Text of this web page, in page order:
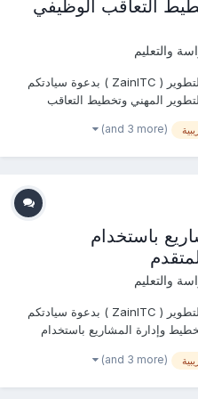
التعاقب الوظيفي
والتعليم
يتشرف مركز زيــن الدولي للتدريب والتطوير ( ZainITC ) بدعوة سيادتكم
المهني وتخطيط التعاقب
/ ڨ...
(and 3 more)
باستخدام
والتعليم
يتشرف مركز زيــن الدولي للتدريب والتطوير ( ZainITC ) بدعوة سيادتكم
وإدارة المشاريع باستخدام
صبـــر...
(and 3 more)